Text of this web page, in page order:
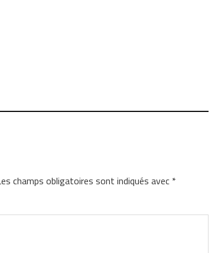
champs obligatoires sont indiqués avec *